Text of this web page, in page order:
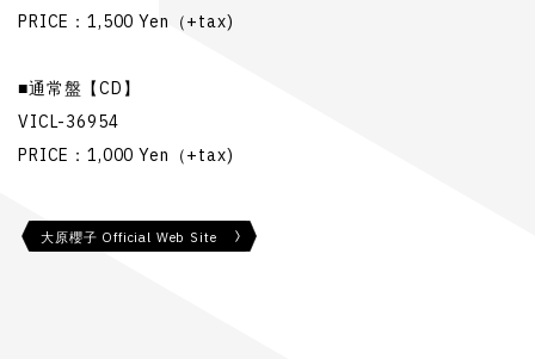
PRICE：1,500 Yen（+tax)
■通常盤【CD】
VICL-36954
PRICE：1,000 Yen（+tax)
大原櫻子 Official Web Site